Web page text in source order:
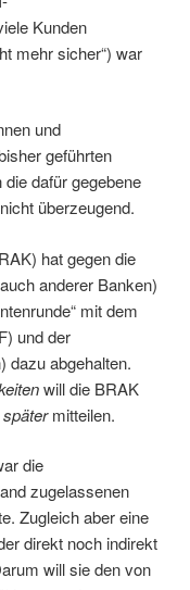
Kunden
mehr sicher“) war
und
geführten
dafür gegebene
überzeugend.
hat gegen die
anderer Banken)
mit dem
und der
dazu abgehalten.
will die BRAK
spätermitteilen.
die
zugelassenen
Zugleich aber eine
direkt noch indirekt
will sie den von